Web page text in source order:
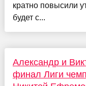
кратно повысили
будет с...
Александр и
финал Лиги